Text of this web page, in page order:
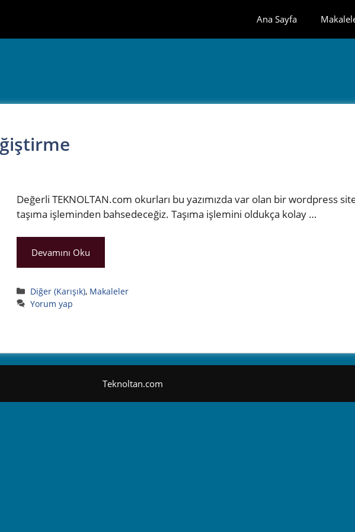
Ana Sayfa
Değerli TEKNOLTAN.com okurları bu yazımızda var olan bir wordpress
taşıma işleminden bahsedeceğiz. Taşıma işlemini oldukça kolay …
Devamını Oku
Kategoriler
Diğer (Karışık), Makaleler
Yorum yap
Teknoltan.com